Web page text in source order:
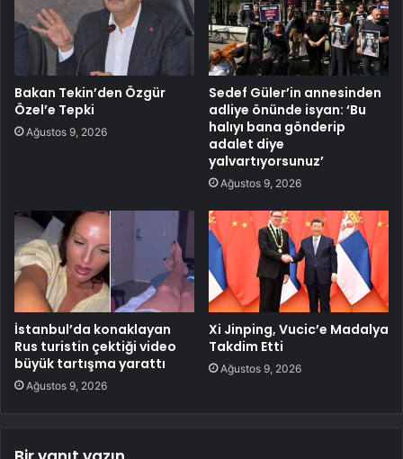
Bakan Tekin’den Özgür
Özel’e Tepki
Ağustos 9, 2026
Sedef Güler’in annesinden
adliye önünde isyan: ‘Bu
halıyı bana gönderip
adalet diye
yalvartıyorsunuz’
Ağustos 9, 2026
İstanbul’da konaklayan
Rus turistin çektiği video
büyük tartışma yarattı
Ağustos 9, 2026
Xi Jinping, Vucic’e Madalya
Takdim Etti
Ağustos 9, 2026